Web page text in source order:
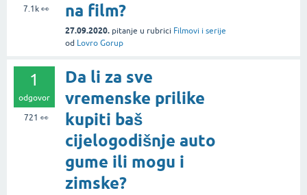
7.1k👀
na film?
27.09.2020. pitanje u rubrici Filmovi i serije
od Lovro Gorup
1
odgovor
721 👀
Da li za sve
vremenske prilike
kupiti baš
cijelogodišnje auto
gume ili mogu i
zimske?